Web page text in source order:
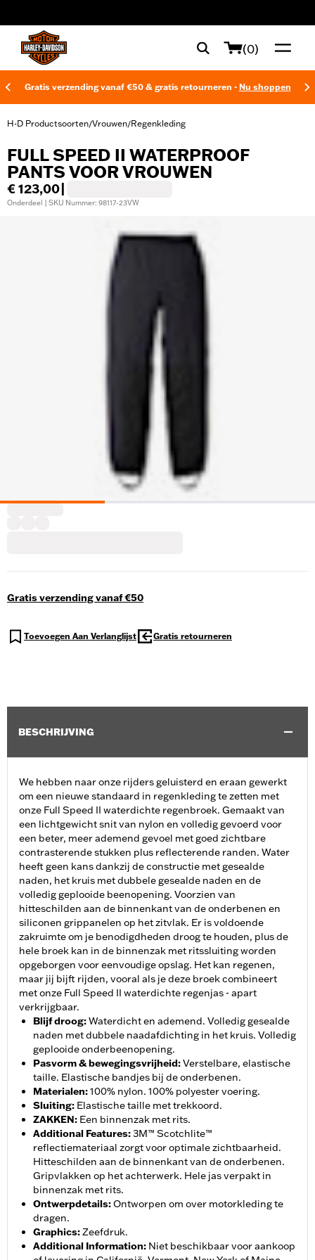
(0)
Gratis verzending vanaf €50 & gratis retourneren - Nu shoppen
H-D Productsoorten/Vrouwen/Regenkleding
FULL SPEED II WATERPROOF
PANTS VOOR VROUWEN
€ 123,00
Onderdeel | SKU Nummer: 98117-23VW
Gratis verzending vanaf €50
Toevoegen Aan Verlanglijst Gratis retourneren
BESCHRIJVING
We hebben naar onze rijders geluisterd en eraan gewerkt
om een nieuwe standaard in regenkleding te zetten met
onze Full Speed II waterdichte regenbroek. Gemaakt van
een lichtgewicht snit van nylon en volledig gevoerd voor
een beter, meer ademend gevoel met goed zichtbare
contrasterende stukken plus reflecterende randen. Water
heeft geen kans dankzij de constructie met gesealde
naden, het kruis met dubbele gesealde naden en de
volledig geplooide beenopening. Voorzien van
hitteschilden aan de binnenkant van de onderbenen en
siliconen grippanelen op het zitvlak. Er is voldoende
zakruimte om je benodigdheden droog te houden, plus de
hele broek kan in de binnenzak met ritssluiting worden
opgeborgen voor eenvoudige opslag. Het kan regenen,
maar jij bijft rijden, vooral als je deze broek combineert
met onze Full Speed II waterdichte regenjas - apart
verkrijgbaar.
Blijf droog:Waterdicht en ademend. Volledig gesealde
naden met dubbele naadafdichting in het kruis. Volledig
geplooide onderbeenopening.
Pasvorm & bewegingsvrijheid:Verstelbare, elastische
taille. Elastische bandjes bij de onderbenen.
Materialen:100% nylon. 100% polyester voering.
Sluiting: Elastische taille met trekkoord.
ZAKKEN: Een binnenzak met rits.
Additional Features:3M™ Scotchlite™
reflectiemateriaal zorgt voor optimale zichtbaarheid.
Hitteschilden aan de binnenkant van de onderbenen.
Gripvlakken op het achterwerk. Hele jas verpakt in
binnenzak met rits.
Ontwerpdetails:Ontworpen om over motorkleding te
dragen.
Graphics:Zeefdruk.
Additional Information: Niet beschikbaar voor aankoop